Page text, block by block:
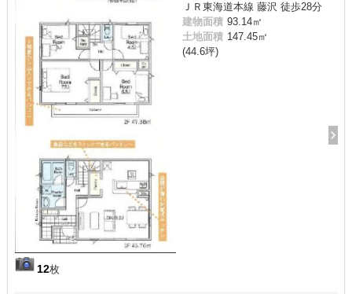
12枚
ＪＲ東海道本線 藤沢 徒歩28分
建物面積 93.14㎡
土地面積 147.45㎡
(44.6坪)